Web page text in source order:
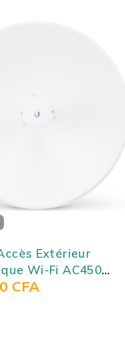
extérieur Avec
airMAX AC Sector
AC LAP-120
CFA